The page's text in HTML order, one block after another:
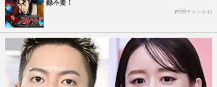
録不要！
PR(Rチャンネル)